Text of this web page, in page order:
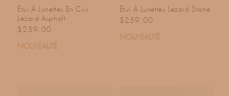
Étui À Lunettes En Cuir
Lezard Asphalt
Prix habituel
$259.00
NOUVEAUTÉ
Étui À Lunettes Lezard Stone
Prix habituel
$259.00
NOUVEAUTÉ